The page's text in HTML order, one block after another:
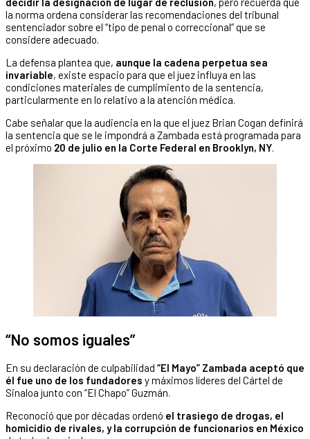
la norma ordena considerar las recomendaciones del tribunal
sentenciador sobre el “tipo de penal o correccional” que se
considere adecuado.
La defensa plantea que, aunque la cadena perpetua sea
invariable, existe espacio para que el juez influya en las
condiciones materiales de cumplimiento de la sentencia,
particularmente en lo relativo a la atención médica.
Cabe señalar que la audiencia en la que el juez Brian Cogan definirá
la sentencia que se le impondrá a Zambada está programada para
el próximo 20 de julio en la Corte Federal en Brooklyn, NY.
“No somos iguales”
En su declaración de culpabilidad “El Mayo” Zambada aceptó que
él fue uno de los fundadores y máximos líderes del Cártel de
Sinaloa junto con “El Chapo” Guzmán.
Reconoció que por décadas ordenó el trasiego de drogas, el
homicidio de rivales, y la corrupción de funcionarios en México